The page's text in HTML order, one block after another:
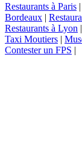
Restaurants à Paris |
Bordeaux |
Restaurants à Lyon |
Taxi Moutiers |
Contester un FPS |